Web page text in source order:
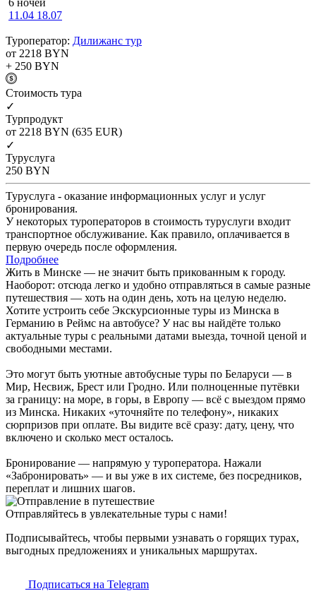
11.04 18.07
Туроператор: Дилижанс тур
от 2218 BYN
+ 250 BYN
Cтоимость тура
✓
Турпродукт
от 2218 BYN (635 EUR)
✓
Туруслуга
250 BYN
Туруслуга - оказание информационных услуг и услуг
бронирования.
У некоторых туроператоров в стоимость туруслуги входит
транспортное обслуживание. Как правило, оплачивается в
первую очередь после оформления.
Подробнее
Жить в Минске — не значит быть прикованным к городу.
Наоборот: отсюда легко и удобно отправляться в самые разные
путешествия — хоть на один день, хоть на целую неделю.
Хотите устроить себе Экскурсионные туры из Минска в
Германию в Реймс на автобусе? У нас вы найдёте только
актуальные туры с реальными датами выезда, точной ценой и
свободными местами.
Это могут быть уютные автобусные туры по Беларуси — в
Мир, Несвиж, Брест или Гродно. Или полноценные путёвки
за границу: на море, в горы, в Европу — всё с выездом прямо
из Минска. Никаких «уточняйте по телефону», никаких
сюрпризов при оплате. Вы видите всё сразу: дату, цену, что
включено и сколько мест осталось.
Бронирование — напрямую у туроператора. Нажали
«Забронировать» — и вы уже в их системе, без посредников,
переплат и лишних шагов.
Отправляйтесь в увлекательные туры с нами!
Подписывайтесь, чтобы первыми узнавать о горящих турах,
выгодных предложениях и уникальных маршрутах.
Подписаться на Telegram